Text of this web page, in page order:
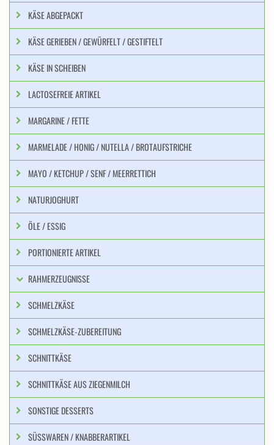
KÄSE ABGEPACKT
KÄSE GERIEBEN / GEWÜRFELT / GESTIFTELT
KÄSE IN SCHEIBEN
LACTOSEFREIE ARTIKEL
MARGARINE / FETTE
MARMELADE / HONIG / NUTELLA / BROTAUFSTRICHE
MAYO / KETCHUP / SENF / MEERRETTICH
NATURJOGHURT
ÖLE / ESSIG
PORTIONIERTE ARTIKEL
RAHMERZEUGNISSE
SCHMELZKÄSE
SCHMELZKÄSE-ZUBEREITUNG
SCHNITTKÄSE
SCHNITTKÄSE AUS ZIEGENMILCH
SONSTIGE DESSERTS
SÜSSWAREN / KNABBERARTIKEL